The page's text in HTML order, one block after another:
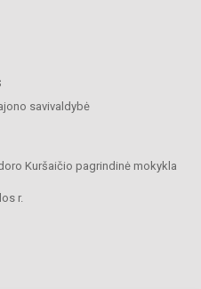
savivaldybė
Kuršaičio pagrindinė mokykla
r.